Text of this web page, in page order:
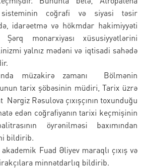
coğrafi və siyasi təsir
idarəetmə və hökmdar hakimiyyəti
Şərq monarxiyası xüsusiyyətlərini
yalnız mədəni və iqtisadi sahədə
müzakirə zamanı Bölmənin
tarix şöbəsinin müdiri, Tarix üzrə
Rəsulova çıxışçının toxunduğu
edən coğrafiyanın tarixi keçmişinin
öyrənilməsi baxımından
bildirib.
Fuad Əliyev maraqlı çıxış və
minnətdarlıq bildirib.